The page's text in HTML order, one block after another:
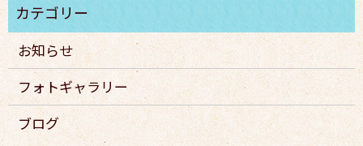
お知らせ
フォトギャラリー
ブログ